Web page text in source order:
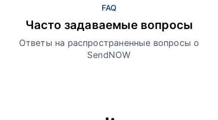
FAQ
Часто задаваемые вопросы
Ответы на распространенные вопросы о
SendNOW